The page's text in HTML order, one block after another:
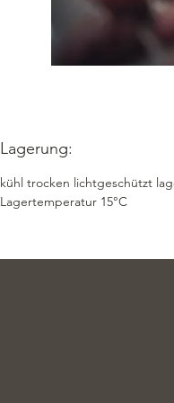
Lagerung:
kühl trocken lichtgeschützt
Lagertemperatur 15°C